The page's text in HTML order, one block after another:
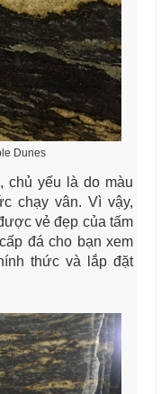
Dunes
chủ yếu là do màu
chạy vân. Vì vậy,
vẻ đẹp của tấm
đá cho bạn xem
thức và lắp đặt